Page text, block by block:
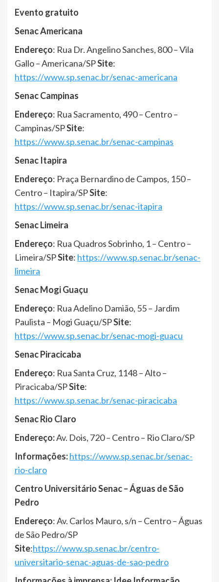
Evento gratuito
Senac Americana
Endereço: Rua Dr. Angelino Sanches, 800 – Vila
Gallo – Americana/SPSite:
https://www.sp.senac.br/senac-americana
Senac Campinas
Endereço: Rua Sacramento, 490 – Centro –
Campinas/SPSite:
https://www.sp.senac.br/senac-campinas
Senac Itapira
Endereço: Praça Bernardino de Campos, 150 –
Centro – Itapira/SPSite:
https://www.sp.senac.br/senac-itapira
Senac Limeira
Endereço: Rua Quadros Sobrinho, 1 – Centro –
Limeira/SPSite: https://www.sp.senac.br/senac-
limeira
Senac Mogi Guaçu
Endereço: Rua Adelino Damião, 55 – Jardim
Paulista – Mogi Guaçu/SPSite:
https://www.sp.senac.br/senac-mogi-guacu
Senac Piracicaba
Endereço: Rua Santa Cruz, 1148 – Alto –
Piracicaba/SPSite:
https://www.sp.senac.br/senac-piracicaba
Senac Rio Claro
Endereço:Av. Dois, 720 – Centro – Rio Claro/SP
Informações:https://www.sp.senac.br/senac-
rio-claro
Centro Universitário Senac – Águas de São
Pedro
Endereço: Av. Carlos Mauro, s/n – Centro – Águas
de São Pedro/SP
Site:https://www.sp.senac.br/centro-
universitario-senac-aguas-de-sao-pedro